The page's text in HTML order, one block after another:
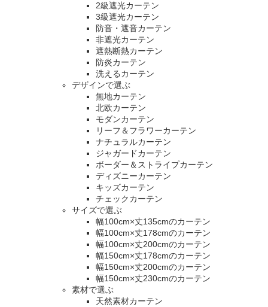
2級遮光カーテン
3級遮光カーテン
防音・遮音カーテン
非遮光カーテン
遮熱断熱カーテン
防炎カーテン
洗えるカーテン
デザインで選ぶ
無地カーテン
北欧カーテン
モダンカーテン
リーフ＆フラワーカーテン
ナチュラルカーテン
ジャガードカーテン
ボーダー＆ストライプカーテン
ディズニーカーテン
キッズカーテン
チェックカーテン
サイズで選ぶ
幅100cm×丈135cmのカーテン
幅100cm×丈178cmのカーテン
幅100cm×丈200cmのカーテン
幅150cm×丈178cmのカーテン
幅150cm×丈200cmのカーテン
幅150cm×丈230cmのカーテン
素材で選ぶ
天然素材カーテン